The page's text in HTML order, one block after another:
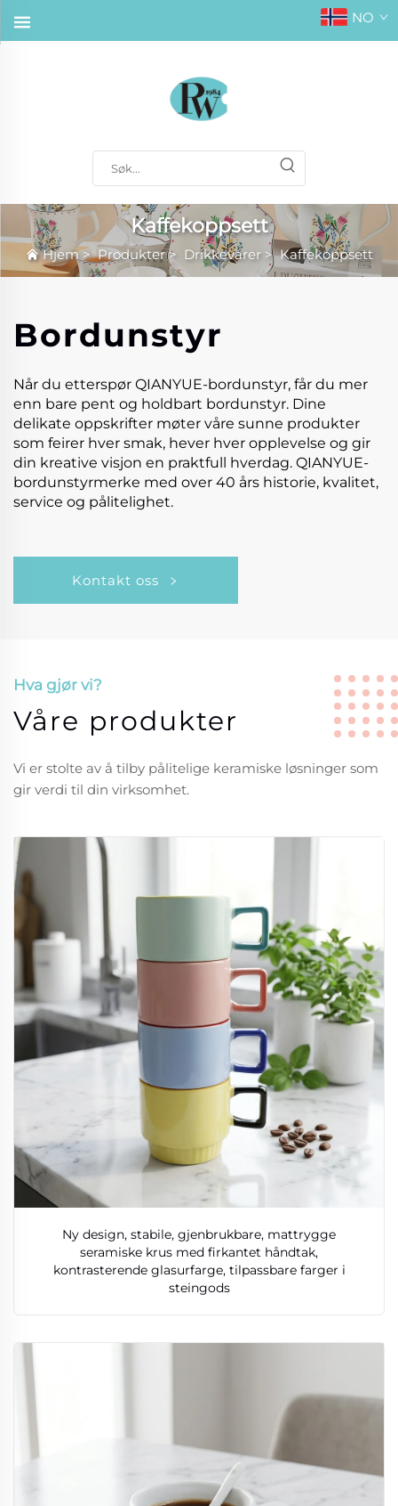
NO
Kaffekoppsett
Hjem>Produkter> Drikkevarer>Kaffekoppsett
Bordunstyr
Når du etterspør QIANYUE-bordunstyr, får du mer
enn bare pent og holdbart bordunstyr. Dine
delikate oppskrifter møter våre sunne produkter
som feirer hver smak, hever hver opplevelse og gir
din kreative visjon en praktfull hverdag. QIANYUE-
bordunstyrmerke med over 40 års historie, kvalitet,
service og pålitelighet.
Kontakt oss
Hva gjør vi?
Våre produkter
Vi er stolte av å tilby pålitelige keramiske løsninger som
gir verdi til din virksomhet.
Ny design, stabile, gjenbrukbare, mattrygge
seramiske krus med firkantet håndtak,
kontrasterende glasurfarge, tilpassbare farger i
steingods